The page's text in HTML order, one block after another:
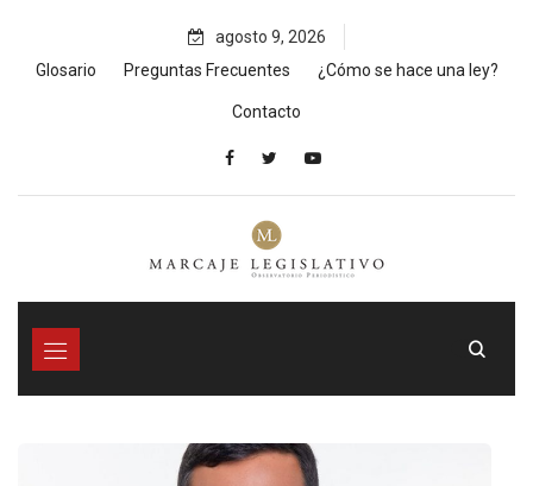
content
agosto 9, 2026
Glosario
Preguntas Frecuentes ¿Cómo se hace una ley?
Contacto